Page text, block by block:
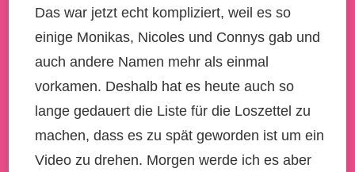
Das war jetzt echt kompliziert, weil es so
einige Monikas, Nicoles und Connys gab und
auch andere Namen mehr als einmal
vorkamen. Deshalb hat es heute auch so
lange gedauert die Liste für die Loszettel zu
machen, dass es zu spät geworden ist um ein
Video zu drehen. Morgen werde ich es aber